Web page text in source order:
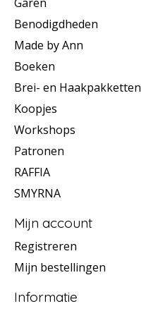
Benodigdheden
Made by Ann
Boeken
Brei- en Haakpakketten
Koopjes
Workshops
Patronen
RAFFIA
SMYRNA
Mijn account
Registreren
Mijn bestellingen
Informatie